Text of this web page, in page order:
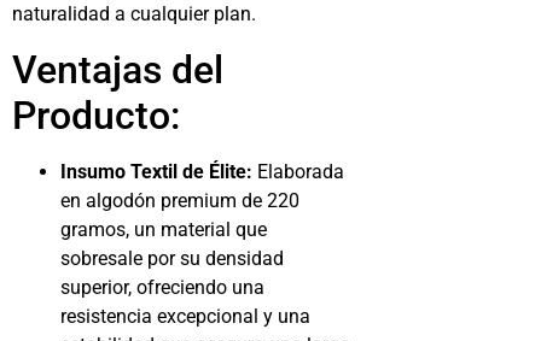
naturalidad a cualquier plan.
Ventajas del
Producto:
Insumo Textil de Élite: Elaborada
en algodón premium de 220
gramos, un material que
sobresale por su densidad
superior, ofreciendo una
resistencia excepcional y una